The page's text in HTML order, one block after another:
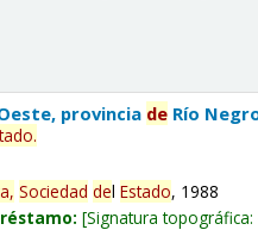
provincia de Río
.
Sociedad delEstado, 1988
Signatura topográfica: